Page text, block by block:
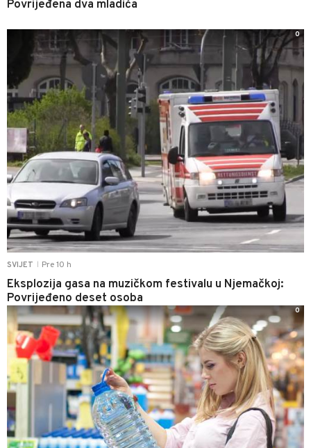
Povrijeđena dva mladića
SVIJET Pre 10 h
Eksplozija gasa na muzičkom festivalu u Njemačkoj:
Povrijeđeno deset osoba
0
0